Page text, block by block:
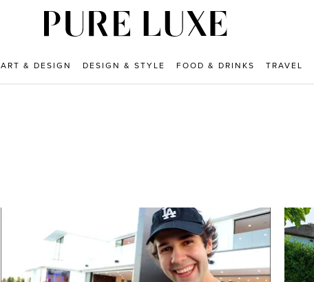
ART & DESIGN DESIGN & STYLE FOOD & DRINKS TRAVEL